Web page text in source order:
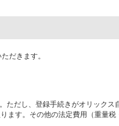
だきます。
だし、登録手続きがオリック
ます。その他の法定費用（重量